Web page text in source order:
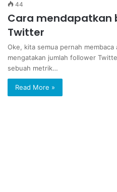
44
Cara mendapatkan
Twitter
Oke, kita semua pernah
mengatakan jumlah follower
sebuah metrik…
Read More »